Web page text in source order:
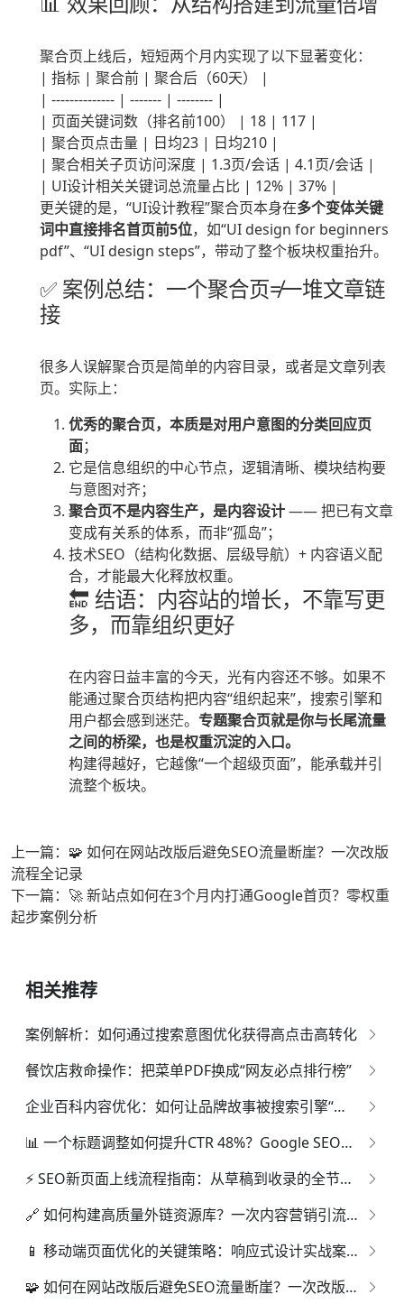
聚合页上线后，短短两个月内实现了以下显著变化：
| 指标 | 聚合前 | 聚合后（60天） |
| -------------- | ------- | -------- |
| 页面关键词数（排名前100） | 18 | 117 |
| 聚合页点击量 | 日均23 | 日均210 |
| 聚合相关子页访问深度 | 1.3页/会话 | 4.1页/会话 |
| UI设计相关关键词总流量占比 | 12% | 37% |
更关键的是，“UI设计教程”聚合页本身在多个变体关键
词中直接排名首页前5位，如“UI design for beginners
pdf”、“UI design steps”，带动了整个板块权重抬升。
✅ 案例总结：一个聚合页≠一堆文章链
接
很多人误解聚合页是简单的内容目录，或者是文章列表
页。实际上：
优秀的聚合页，本质是对用户意图的分类回应页
面；
它是信息组织的中心节点，逻辑清晰、模块结构要
与意图对齐；
聚合页不是内容生产，是内容设计—— 把已有文章
变成有关系的体系，而非“孤岛”；
技术SEO（结构化数据、层级导航）+ 内容语义配
合，才能最大化释放权重。
🔚 结语：内容站的增长，不靠写更
多，而靠组织更好
在内容日益丰富的今天，光有内容还不够。如果不
能通过聚合页结构把内容“组织起来”，搜索引擎和
用户都会感到迷茫。 专题聚合页就是你与长尾流量
之间的桥梁，也是权重沉淀的入口。
构建得越好，它越像“一个超级页面”，能承载并引
流整个板块。
上一篇：🧩 如何在网站改版后避免SEO流量断崖？一次改版
流程全记录
下一篇：🚀 新站点如何在3个月内打通Google首页？零权重
起步案例分析
相关推荐
案例解析：如何通过搜索意图优化获得高点击高转化
餐饮店救命操作：把菜单PDF换成“网友必点排行榜”
企业百科内容优化：如何让品牌故事被搜索引擎“听懂”？
📊 一个标题调整如何提升CTR 48%？Google SEO测试案例分享
⚡ SEO新页面上线流程指南：从草稿到收录的全节奏控场
🔗 如何构建高质量外链资源库？一次内容营销引流实操记录
📱 移动端页面优化的关键策略：响应式设计实战案例详解
🧩 如何在网站改版后避免SEO流量断崖？一次改版流程全记录